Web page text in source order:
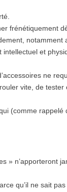
frénétiquement
notamment
intellectuel et
ne
vite, de
(comme
» n’apporteront
qu’il ne sait pas